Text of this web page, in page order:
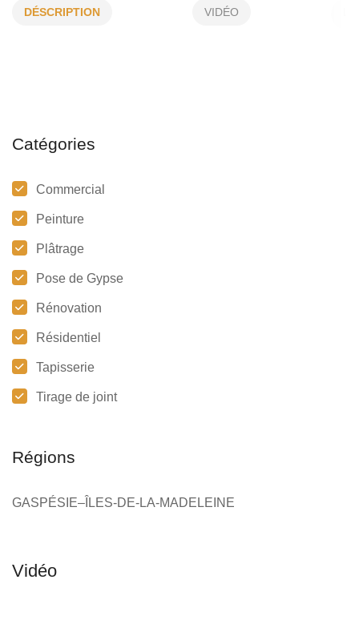
DÉSCRIPTION VIDÉO
Catégories
Commercial
Peinture
Plâtrage
Pose de Gypse
Rénovation
Résidentiel
Tapisserie
Tirage de joint
Régions
GASPÉSIE–ÎLES-DE-LA-MADELEINE